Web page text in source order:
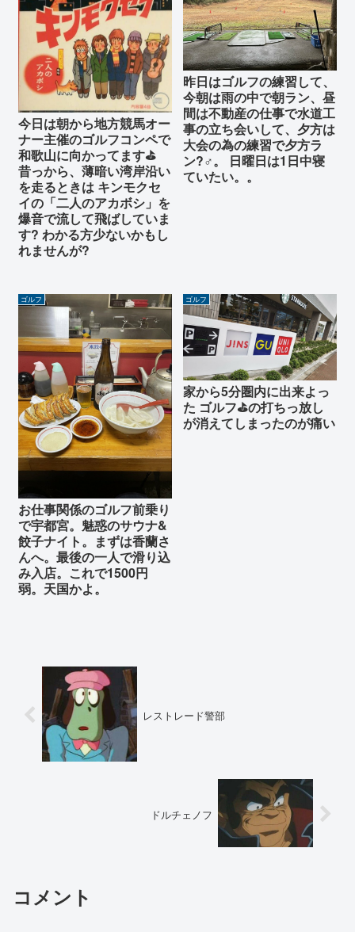
今日は朝から地方競馬オー
ナー主催のゴルフコンペで
和歌山に向かってます⛳️
昔っから、薄暗い湾岸沿い
を走るときは キンモクセ
イの「二人のアカボシ」を
爆音で流して飛ばしていま
す? わかる方少ないかもし
れませんが?
昨日はゴルフの練習して、
今朝は雨の中で朝ラン、昼
間は不動産の仕事で水道工
事の立ち会いして、夕方は
大会の為の練習で夕方ラ
ン?‍♂️。 日曜日は1日中寝
ていたい。。
ゴルフ
お仕事関係のゴルフ前乗り
で宇都宮。魅惑のサウナ&
餃子ナイト。まずは香蘭さ
んへ。最後の一人で滑り込
み入店。これで1500円
弱。天国かよ。
ゴルフ
家から5分圏内に出来よっ
た ゴルフ⛳の打ちっ放し
が消えてしまったのが痛い
レストレード警部
ドルチェノフ
コメント